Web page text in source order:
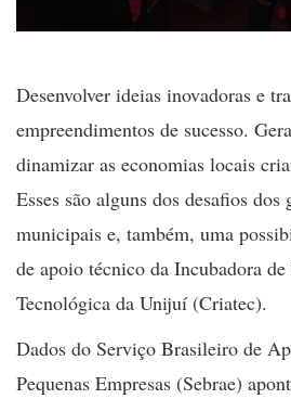
Desenvolver ideias inovadoras e
empreendimentos de sucesso.
dinamizar as economias locais
Esses são alguns dos desafios dos
municipais e, também, uma
de apoio técnico da Incubadora
Tecnológica da Unijuí (Criatec).
Dados do Serviço Brasileiro de
Pequenas Empresas (Sebrae)